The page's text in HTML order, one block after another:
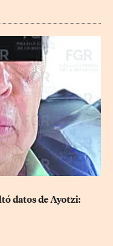
datos de Ayotzi: